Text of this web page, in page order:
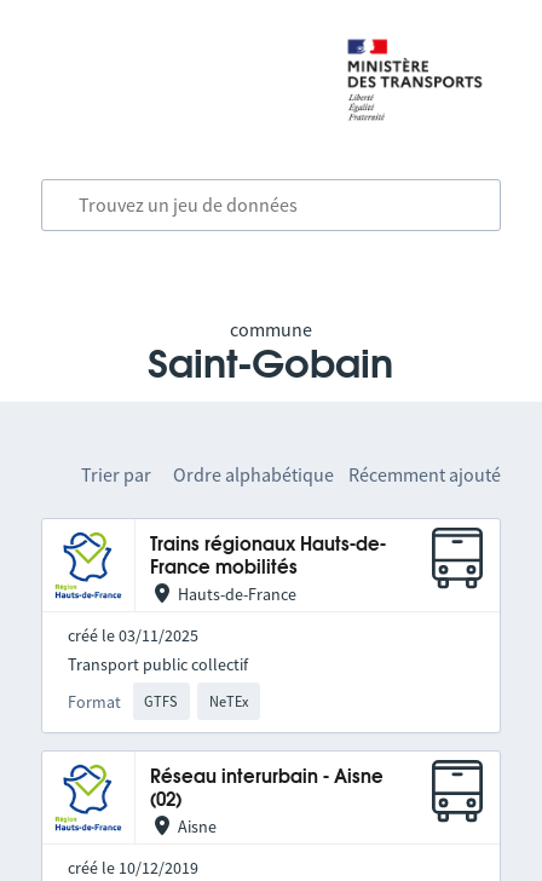
commune
Saint-Gobain
Trier par Ordre alphabétique Récemment ajouté
Trains régionaux Hauts-de-
France mobilités
Hauts-de-France
créé le 03/11/2025
Format GTFS NeTEx
Transport public collectif
Réseau interurbain - Aisne
(02)
Aisne
créé le 10/12/2019